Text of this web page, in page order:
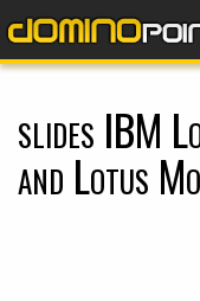
slides IBM
and Lotus